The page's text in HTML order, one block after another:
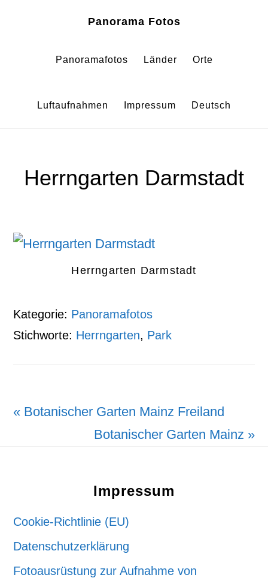
Panorama Fotos
Panoramafotos Länder Orte
Luftaufnahmen Impressum Deutsch
Herrngarten Darmstadt
Herrngarten Darmstadt
Kategorie: Panoramafotos
Stichworte: Herrngarten, Park
Vorheriger
« Botanischer Garten Mainz Freiland
Nächster
Botanischer Garten Mainz »
Impressum
Cookie-Richtlinie (EU)
Datenschutzerklärung
Fotoausrüstung zur Aufnahme von